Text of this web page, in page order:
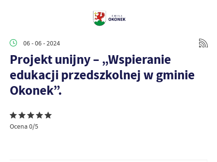
06 - 06 - 2024
Projekt unijny – „Wspieranie
edukacji przedszkolnej w gminie
Okonek”.
Ocena 0/5